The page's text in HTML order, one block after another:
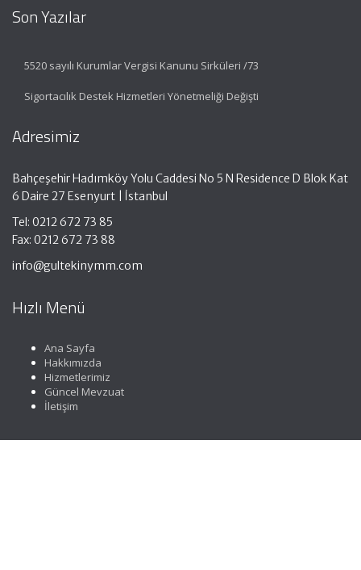
Son Yazılar
5520 sayılı Kurumlar Vergisi Kanunu Sirküleri /73
Sigortacılık Destek Hizmetleri Yönetmeliği Değişti
Adresimiz
Bahçeşehir Hadımköy Yolu Caddesi No 5 N Residence D Blok Kat
6 Daire 27 Esenyurt | İstanbul
Tel: 0212 672 73 85
Fax: 0212 672 73 88
info@gultekinymm.com
Hızlı Menü
Ana Sayfa
Hakkımızda
Hizmetlerimiz
Güncel Mevzuat
İletişim
Faydalı Linkler